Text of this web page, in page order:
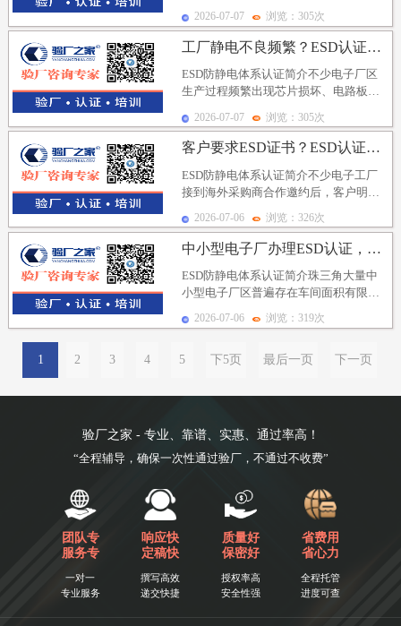
子行业认可度高，对接国际品牌客户大
多要求工...
2026-07-07 浏览：305次
工厂静电不良频繁？ESD认证辅导公司找深圳市验厂之家...
ESD防静电体系认证简介不少电子厂区
生产过程频繁出现芯片损坏、电路板短
造成物料损耗、降...
2026-07-07 浏览：305次
客户要求ESD证书？ESD认证辅导公司找深圳市验厂之...
ESD防静电体系认证简介不少电子工厂
接到海外采购商合作邀约后，客户明确
作为供货准入条...
2026-07-06 浏览：326次
中小型电子厂办理ESD认证，ESD认证辅导公司认准深...
ESD防静电体系认证简介珠三角大量中
小型电子厂区普遍存在车间面积有限、
行政人手紧缺、办证预算适中、无专职
静电合规管理人员...
2026-07-06 浏览：319次
1 2 3 4 5 下5页 最后一页 下一页
验厂之家 - 专业、靠谱、实惠、通过率高！
“全程辅导，确保一次性通过验厂，不通过不收费”
团队专
服务专
一对一
专业服务
响应快
定稿快
撰写高效
递交快捷
质量好
保密好
授权率高
安全性强
省费用
省心力
全程托管
进度可查